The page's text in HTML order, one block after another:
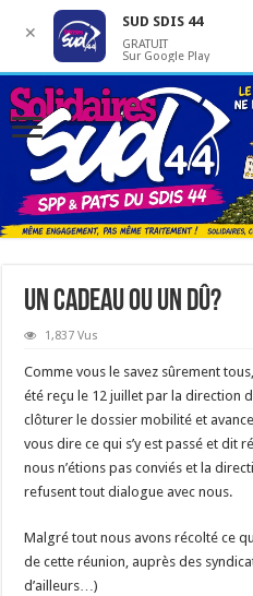
Un cadeau ou un dû?
1,837 Vus
Comme vous le savez sûrement
été reçu le 12 juillet par la direction
clôturer le dossier mobilité et
vous dire ce qui s’y est passé et dit
nous n’étions pas conviés et la
refusent tout dialogue avec nous.
Malgré tout nous avons récolté ce
de cette réunion, auprès des
d’ailleurs…)
✕
SUD SDIS 44
GRATUIT
Sur Google Play